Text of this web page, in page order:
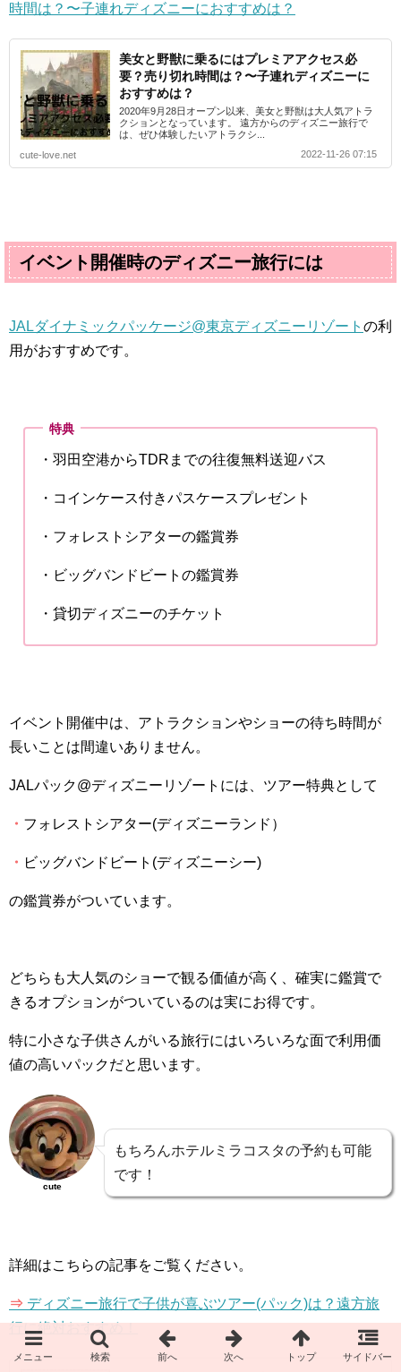
時間は？〜子連れディズニーにおすすめは？
美女と野獣に乗るにはプレミアアクセス必
要？売り切れ時間は？〜子連れディズニーに
おすすめは？
2020年9月28日オープン以来、美女と野獣は大人気アトラ
クションとなっています。 遠方からのディズニー旅行で
は、ぜひ体験したいアトラクシ...
cute-love.net
2022-11-26 07:15
イベント開催時のディズニー旅行には
JALダイナミックパッケージ@東京ディズニーリゾート の利
用がおすすめです。
特典
・羽田空港からTDRまでの往復無料送迎バス
・コインケース付きパスケースプレゼント
・フォレストシアターの鑑賞券
・ビッグバンドビートの鑑賞券
・貸切ディズニーのチケット
イベント開催中は、アトラクションやショーの待ち時間が
長いことは間違いありません。
JALパック@ディズニーリゾートには、ツアー特典として
・ フォレストシアター(ディズニーランド）
・ ビッグバンドビート(ディズニーシー)
の鑑賞券がついています。
どちらも大人気のショーで観る価値が高く、確実に鑑賞で
きるオプションがついているのは実にお得です。
特に小さな子供さんがいる旅行にはいろいろな面で利用価
値の高いパックだと思います。
cute
もちろんホテルミラコスタの予約も可能
です！
詳細はこちらの記事をご覧ください。
⇒ ディズニー旅行で子供が喜ぶツアー(パック)は？遠方旅
行に絶対おすすめ！